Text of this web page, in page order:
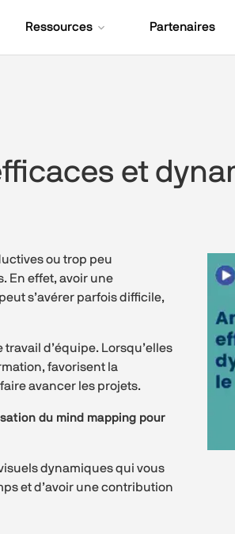
Ressources Partenaires
et
ou trop peu
En effet, avoir une
s’avérer parfois difficile,
d’équipe. Lorsqu’elles
favorisent la
avancer les projets.
du mind mapping pour
dynamiques qui vous
et d’avoir une contribution